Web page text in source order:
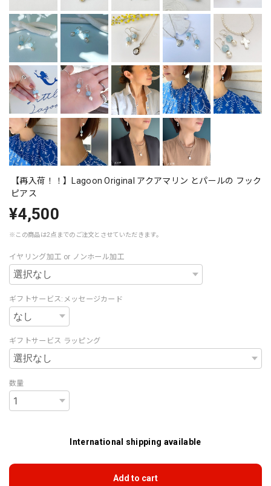
【再入荷！！】Lagoon Original アクアマリン とパールの フック
ピアス
¥4,500
※この商品は2点までのご注文とさせていただきます。
イヤリング加工 or ノンホール加工
ギフトサービス:メッセージカード
ギフトサービス ラッピング
数量
International shipping available
Add to cart